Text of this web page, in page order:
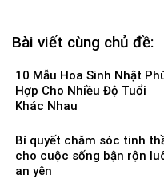
Bài viết cùng chủ đề:
10 Mẫu Hoa Sinh Nhật
Hợp Cho Nhiều Độ Tuổi
Khác Nhau
Bí quyết chăm sóc tinh
cho cuộc sống bận rộn
an yên